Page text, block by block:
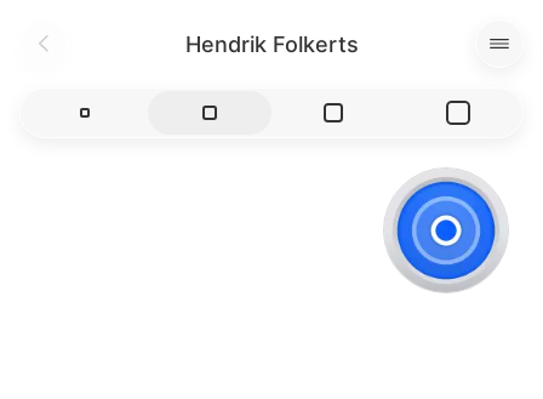
Hendrik Folkerts